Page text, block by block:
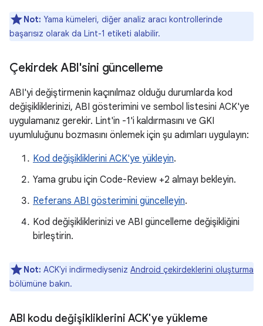
Not: Yama kümeleri, diğer analiz aracı kontrollerinde
başarısız olarak da Lint-1 etiketi alabilir.
Çekirdek ABI'sini güncelleme
ABI'yi değiştirmenin kaçınılmaz olduğu durumlarda kod
değişikliklerinizi, ABI gösterimini ve sembol listesini ACK'ye
uygulamanız gerekir. Lint'in -1'i kaldırmasını ve GKI
uyumluluğunu bozmasını önlemek için şu adımları uygulayın:
Kod değişikliklerini ACK'ye yükleyin.
Yama grubu için Code-Review +2 almayı bekleyin.
Referans ABI gösterimini güncelleyin.
Kod değişikliklerinizi ve ABI güncelleme değişikliğini
birleştirin.
Not: ACK'yi indirmediyseniz Android çekirdeklerini oluşturma
bölümüne bakın.
ABI kodu değişikliklerini ACK'ye yükleme